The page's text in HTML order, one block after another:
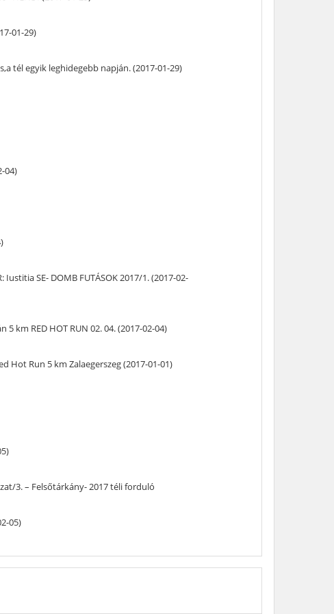
01-29)
tél egyik leghidegebb napján. (2017-01-29)
04)
SE- DOMB FUTÁSOK 2017/1. (2017-02-
km RED HOT RUN 02. 04. (2017-02-04)
Hot Run 5 km Zalaegerszeg (2017-01-01)
3. – Felsőtárkány- 2017 téli forduló
05)